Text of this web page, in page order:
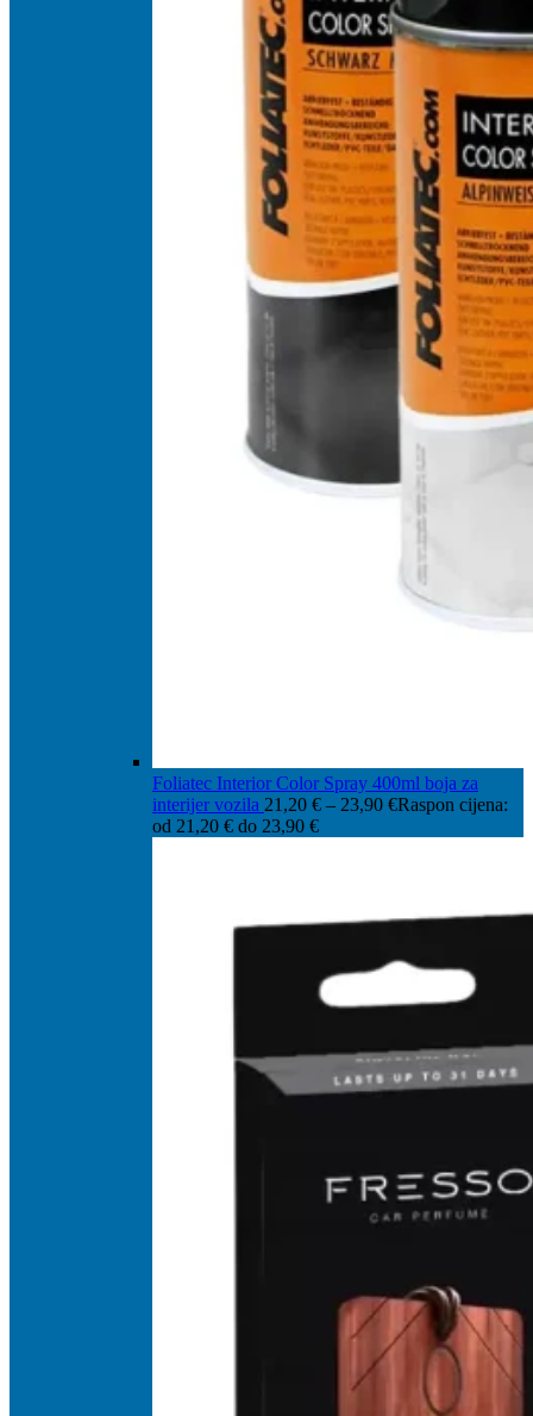
Foliatec Interior Color Spray 400ml boja za
interijer vozila 21,20 € – 23,90 €Raspon cijena:
od 21,20 € do 23,90 €